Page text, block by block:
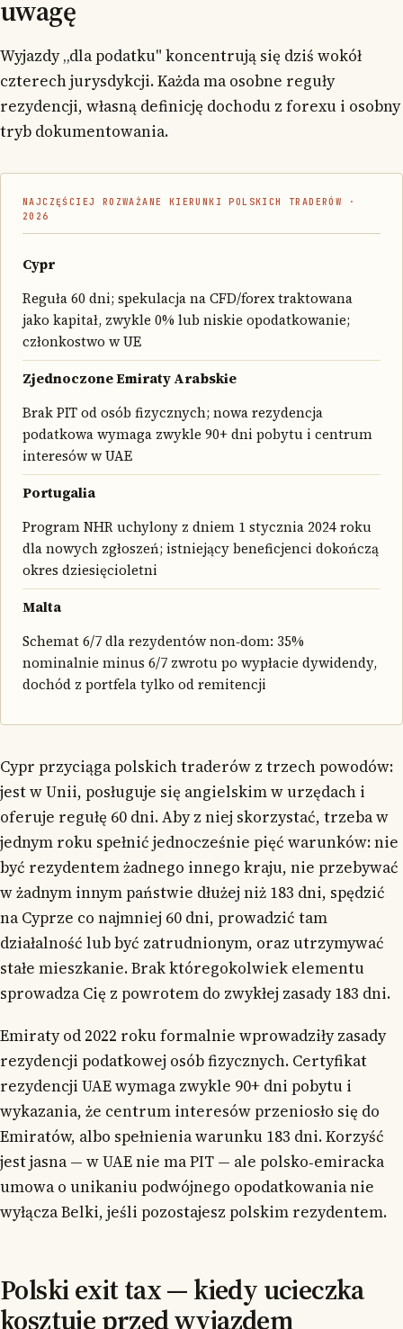
uwagę
Wyjazdy „dla podatku" koncentrują się dziś wokół
czterech jurysdykcji. Każda ma osobne reguły
rezydencji, własną definicję dochodu z forexu i osobny
tryb dokumentowania.
NAJCZĘŚCIEJ ROZWAŻANE KIERUNKI POLSKICH TRADERÓW ·
2026
Cypr
Reguła 60 dni; spekulacja na CFD/forex traktowana
jako kapitał, zwykle 0% lub niskie opodatkowanie;
członkostwo w UE
Zjednoczone Emiraty Arabskie
Brak PIT od osób fizycznych; nowa rezydencja
podatkowa wymaga zwykle 90+ dni pobytu i centrum
interesów w UAE
Portugalia
Program NHR uchylony z dniem 1 stycznia 2024 roku
dla nowych zgłoszeń; istniejący beneficjenci dokończą
okres dziesięcioletni
Malta
Schemat 6/7 dla rezydentów non‑dom: 35%
nominalnie minus 6/7 zwrotu po wypłacie dywidendy,
dochód z portfela tylko od remitencji
Cypr przyciąga polskich traderów z trzech powodów:
jest w Unii, posługuje się angielskim w urzędach i
oferuje regułę 60 dni. Aby z niej skorzystać, trzeba w
jednym roku spełnić jednocześnie pięć warunków: nie
być rezydentem żadnego innego kraju, nie przebywać
w żadnym innym państwie dłużej niż 183 dni, spędzić
na Cyprze co najmniej 60 dni, prowadzić tam
działalność lub być zatrudnionym, oraz utrzymywać
stałe mieszkanie. Brak któregokolwiek elementu
sprowadza Cię z powrotem do zwykłej zasady 183 dni.
Emiraty od 2022 roku formalnie wprowadziły zasady
rezydencji podatkowej osób fizycznych. Certyfikat
rezydencji UAE wymaga zwykle 90+ dni pobytu i
wykazania, że centrum interesów przeniosło się do
Emiratów, albo spełnienia warunku 183 dni. Korzyść
jest jasna — w UAE nie ma PIT — ale polsko‑emiracka
umowa o unikaniu podwójnego opodatkowania nie
wyłącza Belki, jeśli pozostajesz polskim rezydentem.
Polski exit tax — kiedy ucieczka
kosztuje przed wyjazdem